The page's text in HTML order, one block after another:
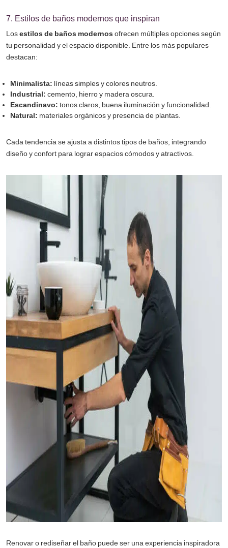
7. Estilos de baños modernos que inspiran
Losestilos de baños modernos ofrecen múltiples opciones según
tu personalidad y el espacio disponible. Entre los más populares
destacan:
Minimalista: líneas simples y colores neutros.
Industrial: cemento, hierro y madera oscura.
Escandinavo: tonos claros, buena iluminación y funcionalidad.
Natural: materiales orgánicos y presencia de plantas.
Cada tendencia se ajusta a distintos tipos de baños, integrando
diseño y confort para lograr espacios cómodos y atractivos.
Renovar o rediseñar el baño puede ser una experiencia inspiradora